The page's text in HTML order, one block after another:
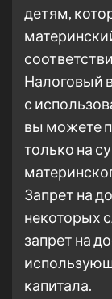
детям,
Налоговый
с
вы можете
только на
Запрет на
некоторых
запрет на
капитала.